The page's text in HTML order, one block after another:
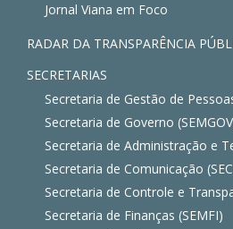
Jornal Viana em Foco
RADAR DA TRANSPARÊNCIA
SECRETARIAS
Secretaria de Gestão de
Secretaria de Governo
Secretaria de Administração e
Secretaria de Comunicação
Secretaria de Controle e
Secretaria de Finanças (SEMFI)